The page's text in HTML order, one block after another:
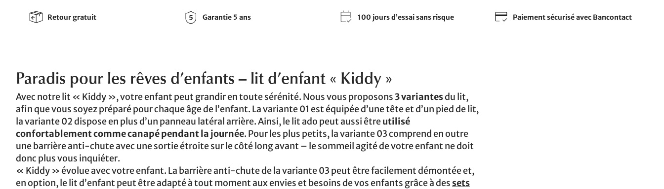
Retour gratuit Garantie 5 ans 100 jours d’essai sans risque Paiement sécurisé avec Bancontact
Paradis pour les rêves d’enfants – lit d’enfant « Kiddy »
Avec notre lit « Kiddy », votre enfant peut grandir en toute sérénité. Nous vous proposons 3 variantesdu lit,
afin que vous soyez préparé pour chaque âge de l’enfant. La variante 01 est équipée d’une tête et d’un pied de lit,
la variante 02 dispose en plus d’un panneau latéral arrière. Ainsi, le lit ado peut aussi êtreutilisé
confortablement comme canapé pendant la journée. Pour les plus petits, la variante 03 comprend en outre
une barrière anti-chute avec une sortie étroite sur le côté long avant – le sommeil agité de votre enfant ne doit
donc plus vous inquiéter.
« Kiddy » évolue avec votre enfant. La barrière anti-chute de la variante 03 peut être facilement démontée et,
en option, le lit d’enfant peut être adapté à tout moment aux envies et besoins de vos enfants grâce à des sets